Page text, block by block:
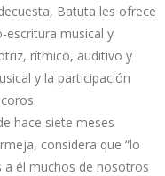
Batuta les ofrece
escritura musical y
rítmico, auditivo y
y la participación
hace siete meses
considera que “lo
a él muchos de nosotros